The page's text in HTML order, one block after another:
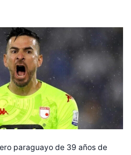
paraguayo de 39 años de